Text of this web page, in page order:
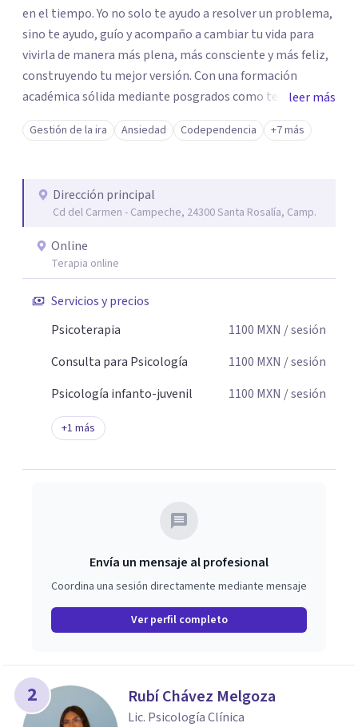
en el tiempo. Yo no solo te ayudo a resolver un problema,
sino te ayudo, guío y acompaño a cambiar tu vida para
vivirla de manera más plena, más consciente y más feliz,
construyendo tu mejor versión. Con una formación
académica sólida mediante posgrados como terapeuta
breve, familiar e infantil, así como con respaldo
profesional y experiencia clínica de más de 26 años y
auténtica y comunicación clara y directa para darte
seguridad emocional y una dirección firme de tu proceso
de cambio.
leer más
Gestión de la ira Ansiedad Codependencia +7 más
Dirección principal
Cd del Carmen - Campeche, 24300 Santa Rosalía, Camp.
Online
Terapia online
Servicios y precios
Psicoterapia
1100 MXN / sesión
Consulta para Psicología
1100 MXN / sesión
Psicología infanto-juvenil
1100 MXN / sesión
+1 más
Envía un mensaje al profesional
Coordina una sesión directamente mediante mensaje
Ver perfil completo
2 Rubí Chávez Melgoza
Lic. Psicología Clínica